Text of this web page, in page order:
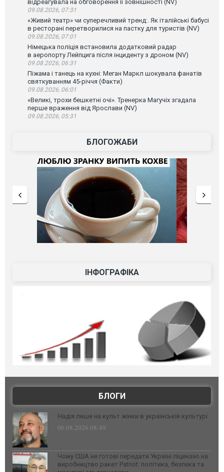
відреагувала на обговорення її зовнішності (NV)
09.08.2026, 07:31
«Живий театр» чи суперечливий тренд:. Як італійські бабусі
в ресторані перетворилися на пастку для туристів (NV)
09.08.2026, 07:01
Німецька поліція встановила додатковий радар
в аеропорту Лейпцига після інциденту з дроном (NV)
09.08.2026, 06:31
Піжама і танець на кухні: Меган Маркл шокувала фанатів
святкуванням 45-річчя (Факти)
09.08.2026, 06:01
«Великі, трохи бешкетні очі». Тренерка Магучіх згадала
перше враження від Ярослави (NV)
09.08.2026, 05:31
БЛОГОЖАБИ
ІНФОГРАФІКА
БЛОГИ
Надія лише на культ жінки в українській культурі
06.08.2026 08:49
Чому США не готові передати Україні ліцензію на
виробництво ракет Patriot: політика, безпека та